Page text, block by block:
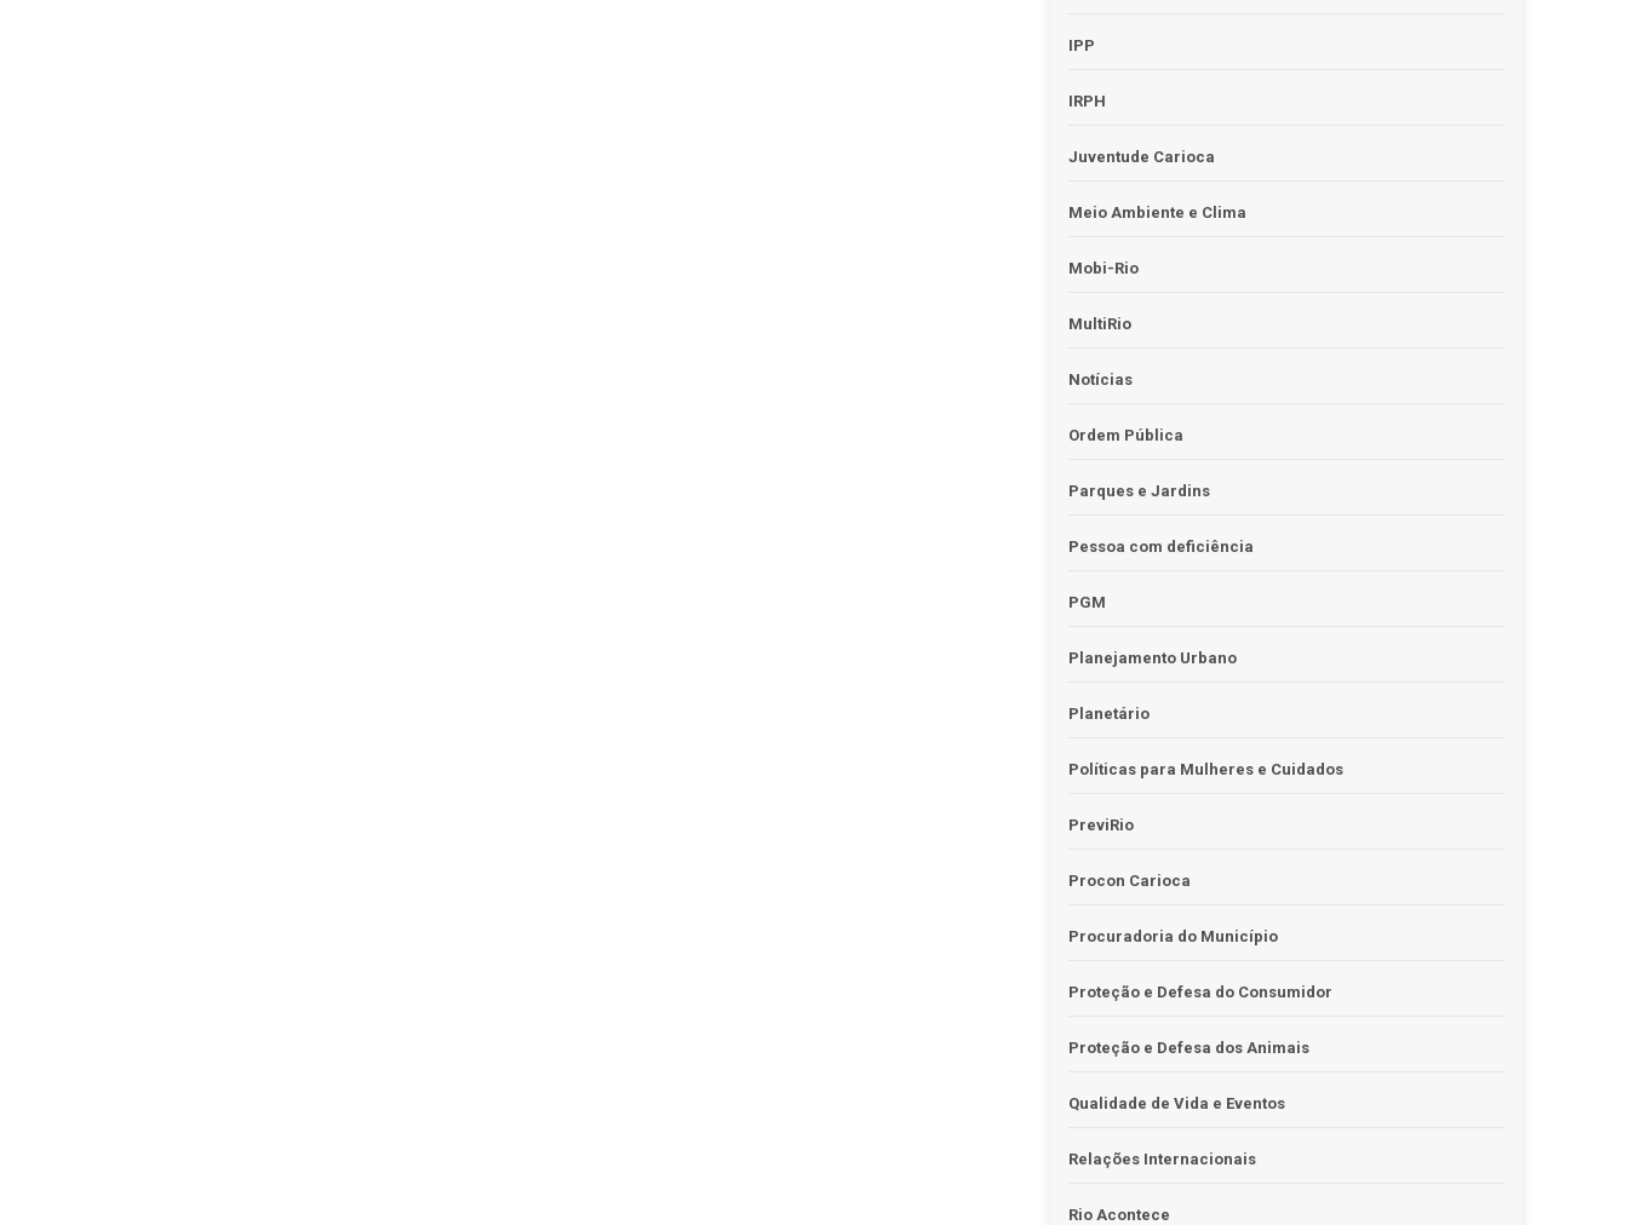
IPP
IRPH
Juventude Carioca
Meio Ambiente e Clima
Mobi-Rio
MultiRio
Notícias
Ordem Pública
Parques e Jardins
Pessoa com deficiência
PGM
Planejamento Urbano
Planetário
Políticas para Mulheres e Cuidados
PreviRio
Procon Carioca
Procuradoria do Município
Proteção e Defesa do Consumidor
Proteção e Defesa dos Animais
Qualidade de Vida e Eventos
Relações Internacionais
Rio Acontece